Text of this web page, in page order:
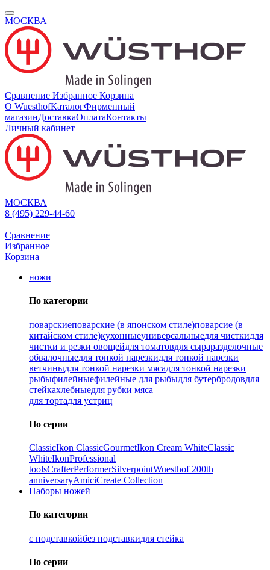
МОСКВА
Сравнение Избранное Корзина
О WuesthofКаталогФирменный
магазинДоставкаОплатаКонтакты
Личный кабинет
МОСКВА
8 (495) 229-44-60
Сравнение
Избранное
Корзина
ножи
По категории
поварскиеповарские (в японском стиле)поварсие (в
китайском стиле)кухонныеуниверсальныедля чисткидля
чистки и резки овощейдля томатовдля сыраразделочные
обвалочныедля тонкой нарезкидля тонкой нарезки
ветчиныдля тонкой нарезки мясадля тонкой нарезки
рыбыфилейныефилейные для рыбыдля бутербродовдля
стейкахлебныедля рубки мяса
для тортадля устриц
По серии
ClassicIkon ClassiсGourmetIkon Cream WhiteClassic
WhiteIkonProfessional
toolsCrafterPerformerSilverpointWuesthof 200th
anniversaryAmiciCreate Collection
Наборы ножей
По категории
с подставкойбез подставкидля стейка
По серии